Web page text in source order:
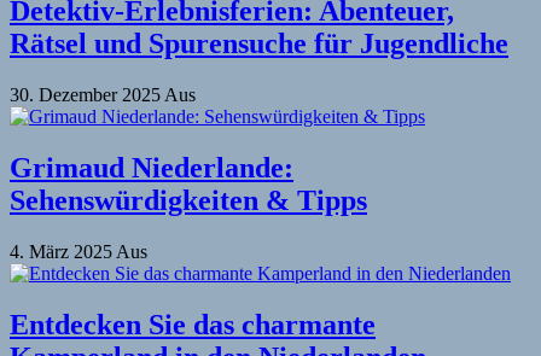
Detektiv-Erlebnisferien: Abenteuer,
Rätsel und Spurensuche für Jugendliche
30. Dezember 2025 Aus
Grimaud Niederlande:
Sehenswürdigkeiten & Tipps
4. März 2025 Aus
Entdecken Sie das charmante